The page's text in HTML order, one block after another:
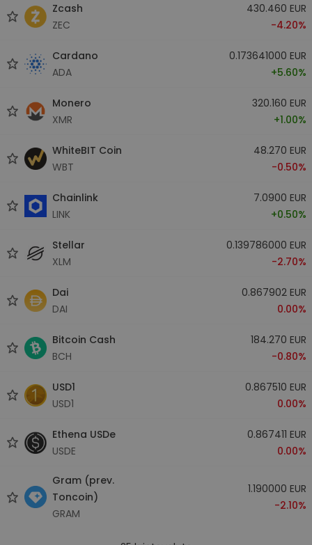
Zcash
ZEC
430.460 EUR
-4.20%
Cardano
ADA
0.173641000 EUR
+5.60%
Monero
XMR
320.160 EUR
+1.00%
WhiteBIT Coin
WBT
48.270 EUR
-0.50%
Chainlink
LINK
7.0900 EUR
+0.50%
Stellar
XLM
0.139786000 EUR
-2.70%
Dai
DAI
0.867902 EUR
0.00%
Bitcoin Cash
BCH
184.270 EUR
-0.80%
USD1
USD1
0.867510 EUR
0.00%
Ethena USDe
USDE
0.867411 EUR
0.00%
Gram (prev.
Toncoin)
GRAM
1.190000 EUR
-2.10%